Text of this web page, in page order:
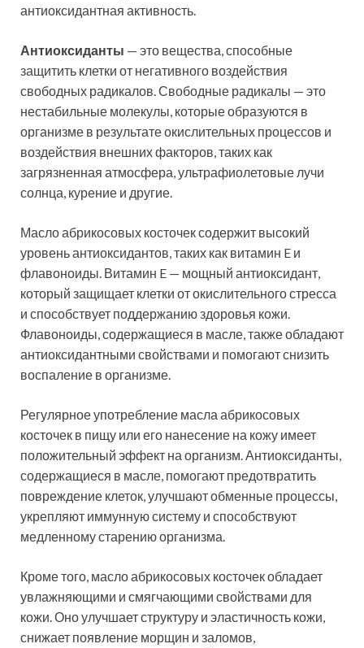
антиоксидантная активность.
Антиоксиданты — это вещества, способные
защитить клетки от негативного воздействия
свободных радикалов. Свободные радикалы — это
нестабильные молекулы, которые образуются в
организме в результате окислительных процессов и
воздействия внешних факторов, таких как
загрязненная атмосфера, ультрафиолетовые лучи
солнца, курение и другие.
Масло абрикосовых косточек содержит высокий
уровень антиоксидантов, таких как витамин E и
флавоноиды. Витамин E — мощный антиоксидант,
который защищает клетки от окислительного стресса
и способствует поддержанию здоровья кожи.
Флавоноиды, содержащиеся в масле, также обладают
антиоксидантными свойствами и помогают снизить
воспаление в организме.
Регулярное употребление масла абрикосовых
косточек в пищу или его нанесение на кожу имеет
положительный эффект на организм. Антиоксиданты,
содержащиеся в масле, помогают предотвратить
повреждение клеток, улучшают обменные процессы,
укрепляют иммунную систему и способствуют
медленному старению организма.
Кроме того, масло абрикосовых косточек обладает
увлажняющими и смягчающими свойствами для
кожи. Оно улучшает структуру и эластичность кожи,
снижает появление морщин и заломов,